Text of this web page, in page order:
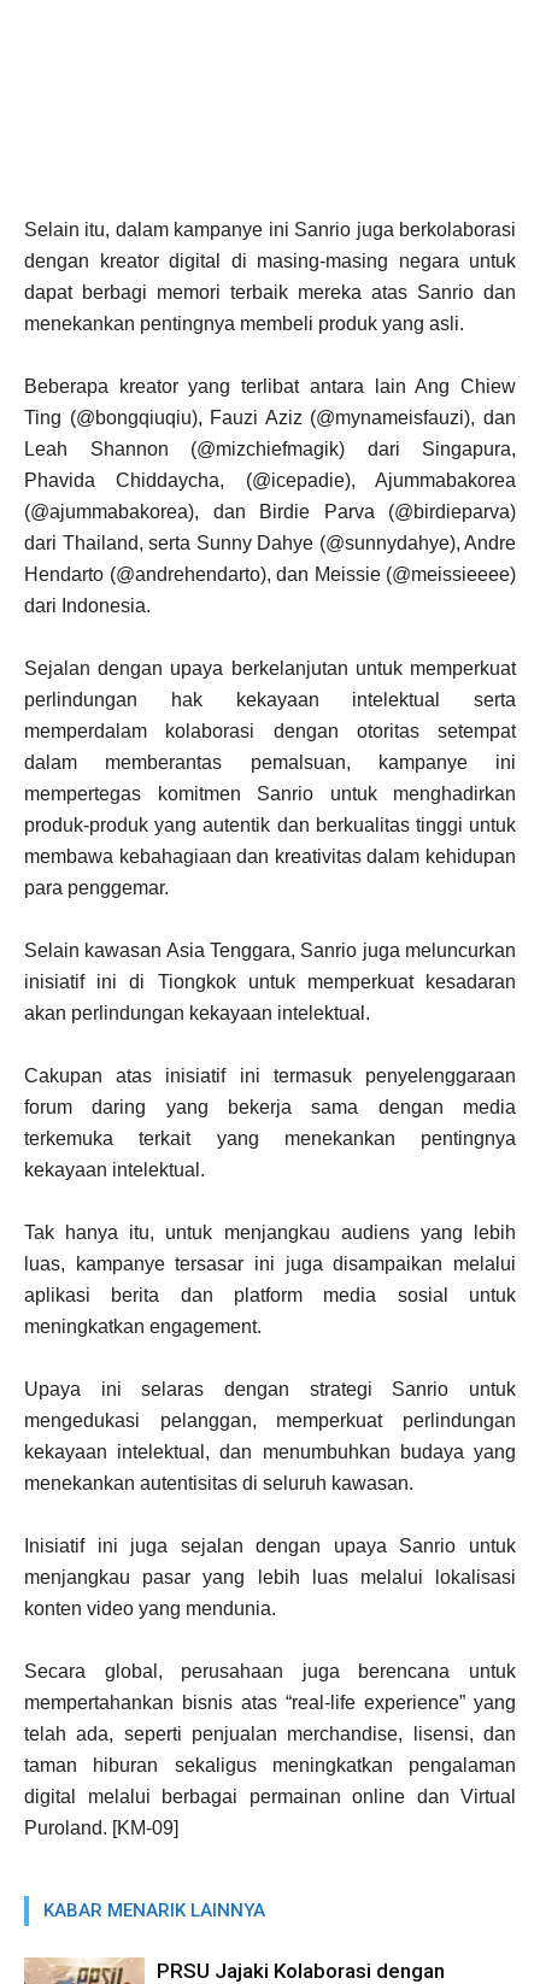
Selain itu, dalam kampanye ini Sanrio juga berkolaborasi
dengan kreator digital di masing-masing negara untuk
dapat berbagi memori terbaik mereka atas Sanrio dan
menekankan pentingnya membeli produk yang asli.
Beberapa kreator yang terlibat antara lain Ang Chiew
Ting (@bongqiuqiu), Fauzi Aziz (@mynameisfauzi), dan
Leah Shannon (@mizchiefmagik) dari Singapura,
Phavida Chiddaycha, (@icepadie), Ajummabakorea
(@ajummabakorea), dan Birdie Parva (@birdieparva)
dari Thailand, serta Sunny Dahye (@sunnydahye), Andre
Hendarto (@andrehendarto), dan Meissie (@meissieeee)
dari Indonesia.
Sejalan dengan upaya berkelanjutan untuk memperkuat
perlindungan hak kekayaan intelektual serta
memperdalam kolaborasi dengan otoritas setempat
dalam memberantas pemalsuan, kampanye ini
mempertegas komitmen Sanrio untuk menghadirkan
produk-produk yang autentik dan berkualitas tinggi untuk
membawa kebahagiaan dan kreativitas dalam kehidupan
para penggemar.
Selain kawasan Asia Tenggara, Sanrio juga meluncurkan
inisiatif ini di Tiongkok untuk memperkuat kesadaran
akan perlindungan kekayaan intelektual.
Cakupan atas inisiatif ini termasuk penyelenggaraan
forum daring yang bekerja sama dengan media
terkemuka terkait yang menekankan pentingnya
kekayaan intelektual.
Tak hanya itu, untuk menjangkau audiens yang lebih
luas, kampanye tersasar ini juga disampaikan melalui
aplikasi berita dan platform media sosial untuk
meningkatkan engagement.
Upaya ini selaras dengan strategi Sanrio untuk
mengedukasi pelanggan, memperkuat perlindungan
kekayaan intelektual, dan menumbuhkan budaya yang
menekankan autentisitas di seluruh kawasan.
Inisiatif ini juga sejalan dengan upaya Sanrio untuk
menjangkau pasar yang lebih luas melalui lokalisasi
konten video yang mendunia.
Secara global, perusahaan juga berencana untuk
mempertahankan bisnis atas “real-life experience” yang
telah ada, seperti penjualan merchandise, lisensi, dan
taman hiburan sekaligus meningkatkan pengalaman
digital melalui berbagai permainan online dan Virtual
Puroland. [KM-09]
KABAR MENARIK LAINNYA
PRSU Jajaki Kolaborasi dengan